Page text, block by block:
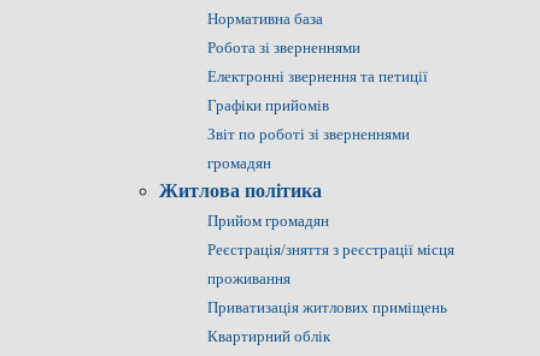
Нормативна база
Робота зі зверненнями
Електронні звернення та петиції
Графіки прийомів
Звіт по роботі зі зверненнями
громадян
Житлова політика
Прийом громадян
Реєстрація/зняття з реєстрації місця
проживання
Приватизація житлових приміщень
Квартирний облік